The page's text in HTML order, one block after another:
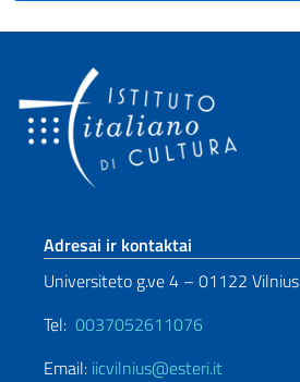
Sezione footer
Adresai ir kontaktai
Universiteto g.ve 4 – 01122 Vilnius
Tel: 0037052611076
Email: iicvilnius@esteri.it